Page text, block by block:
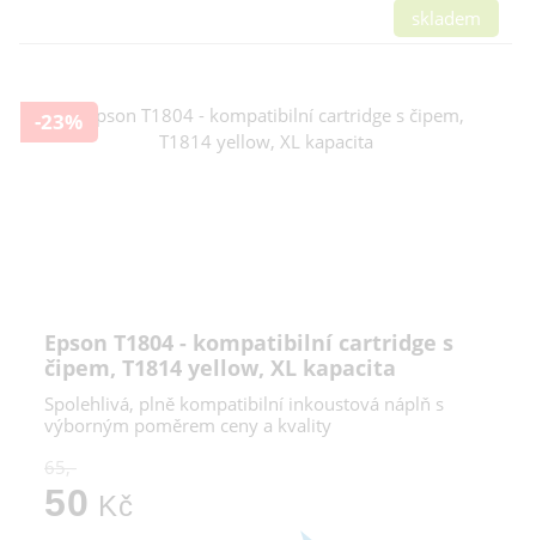
skladem
-23%
Epson T1804 - kompatibilní cartridge s
čipem, T1814 yellow, XL kapacita
Spolehlivá, plně kompatibilní inkoustová náplň s
výborným poměrem ceny a kvality
65,-
50 Kč